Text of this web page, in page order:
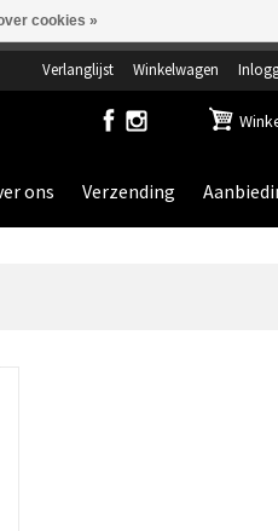
Verlanglijst Winkelwagen
ons Verzending
cookies »
gesloten.